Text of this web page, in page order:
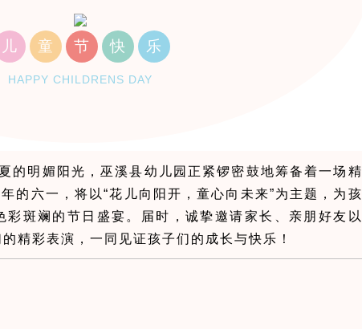
儿 童 节 快 乐
HAPPY CHILDRENS DAY
的明媚阳光，巫溪县幼儿园正紧锣密鼓地筹备着一场精
的六一，将以“花儿向阳开，童心向未来”为主题，为孩
彩斑斓的节日盛宴。届时，诚挚邀请家长、亲朋好友以
精彩表演，一同见证孩子们的成长与快乐！